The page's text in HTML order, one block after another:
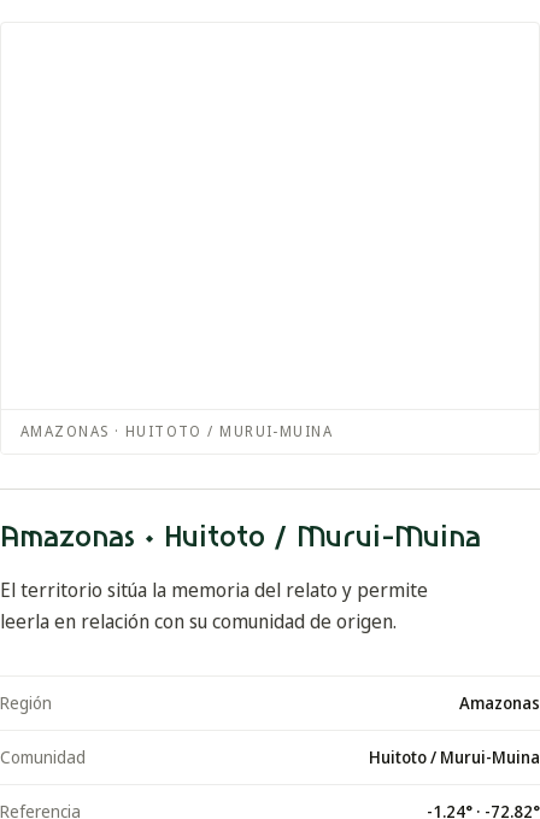
AMAZONAS · HUITOTO / MURUI-MUINA
Amazonas · Huitoto / Murui-Muina
El territorio sitúa la memoria del relato y permite
leerla en relación con su comunidad de origen.
Región Amazonas
Comunidad Huitoto / Murui-Muina
Referencia -1.24° · -72.82°